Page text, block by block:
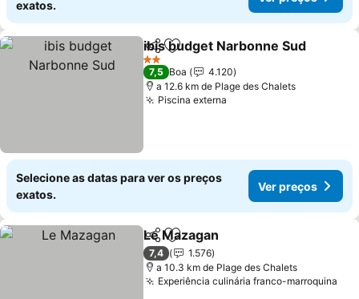
exatos.
PartilharAdicionar aos favoritos
ibis budget Narbonne Sud
2 Estrelas
7,5 Boa
4.120
a 12.6 km de Plage des Chalets
Piscina externa
Selecione as datas para ver os preços
exatos.
Ver preços
PartilharAdicionar aos favoritos
Le Mazagan
7,4
1.576
a 10.3 km de Plage des Chalets
Experiência culinária franco-marroquina